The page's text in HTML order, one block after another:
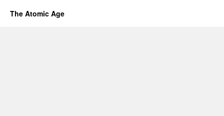
The Atomic Age